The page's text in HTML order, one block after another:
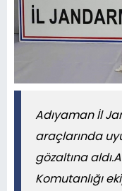
Adıyaman İl
araçlarında
gözaltına
Komutanlığı